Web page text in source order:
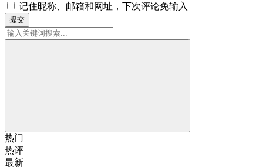
记住昵称、邮箱和网址，下次评论免输入
提交
热门
热评
最新